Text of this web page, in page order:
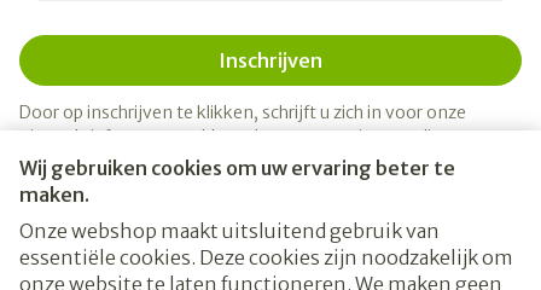
Wij gebruiken cookies om uw ervaring beter te
maken.
Onze webshop maakt uitsluitend gebruik van
essentiële cookies. Deze cookies zijn noodzakelijk om
onze website te laten functioneren. We maken geen
Inschrijven
Door op inschrijven te klikken, schrijft u zich in voor onze
nieuwsbrief en gaat u akkoord met onzeprivacy policy.